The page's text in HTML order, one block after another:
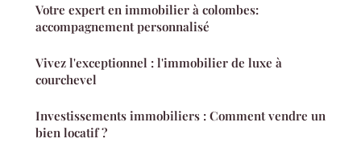
Votre expert en immobilier à colombes:
accompagnement personnalisé
Vivez l'exceptionnel : l'immobilier de luxe à
courchevel
Investissements immobiliers : Comment vendre un
bien locatif ?